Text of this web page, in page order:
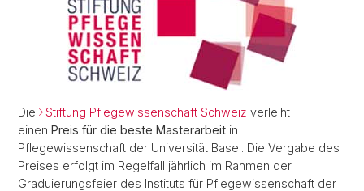
Die Stiftung Pflegewissenschaft Schweiz verleiht
einen Preis für die beste Masterarbeit in
Pflegewissenschaft der Universität Basel. Die Vergabe des
Preises erfolgt im Regelfall jährlich im Rahmen der
Graduierungsfeier des Instituts für Pflegewissenschaft der